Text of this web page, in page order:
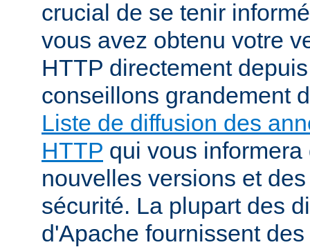
crucial de se tenir
vous avez obtenu votre
HTTP directement
conseillons grandement
Liste de diffusion des
HTTP qui vous
nouvelles versions et
sécurité. La plupart des
d'Apache fournissent